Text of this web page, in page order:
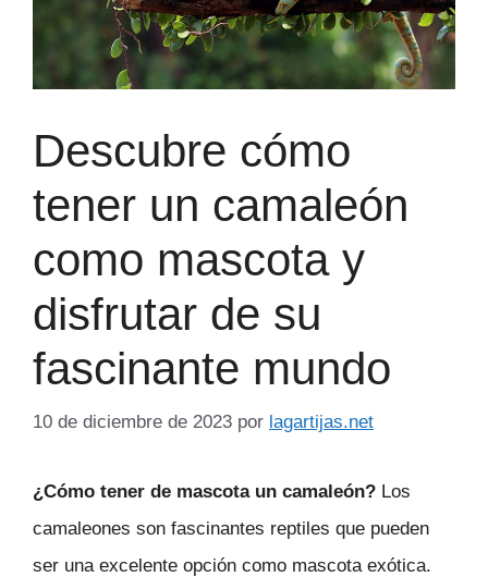
Descubre cómo
tener un camaleón
como mascota y
disfrutar de su
fascinante mundo
10 de diciembre de 2023 por lagartijas.net
¿Cómo tener de mascota un camaleón? Los
camaleones son fascinantes reptiles que pueden
ser una excelente opción como mascota exótica.